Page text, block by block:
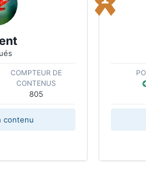
COMPTEUR DE
CONTENUS
805
contenu